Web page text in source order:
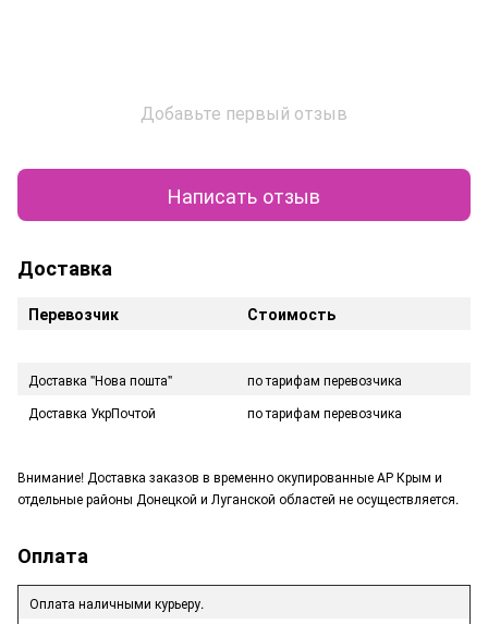
Добавьте первый отзыв
Написать отзыв
Доставка
Перевозчик Стоимость
Доставка "Нова пошта"
по тарифам перевозчика
Доставка УкрПочтой
по тарифам перевозчика
Внимание! Доставка заказов в временно окупированные АР Крым и
отдельные районы Донецкой и Луганской областей не осуществляется.
Оплата
Оплата наличными курьеру.